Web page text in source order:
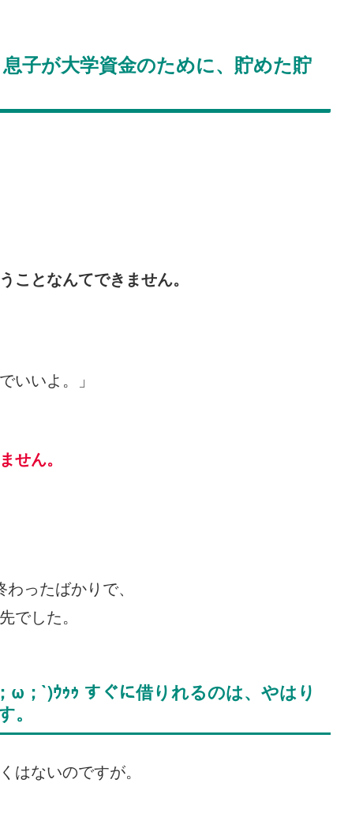
子が大学資金のために、貯めた貯
ことなんてできません。
いいよ。」
せん。
ったばかりで、
でした。
；`)ｳｩｩ すぐに借りれるのは、やはり
。
はないのですが。